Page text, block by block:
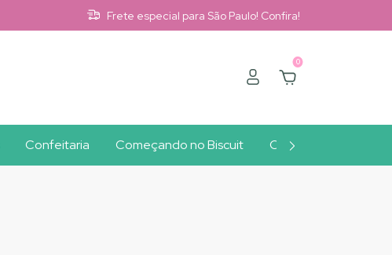
Frete especial para São Paulo! Confira!
0
Confeitaria Começando no Biscuit Clube A10